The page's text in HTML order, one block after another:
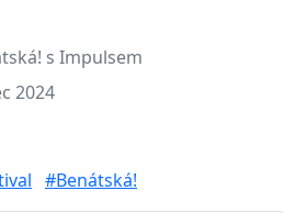
s Impulsem
2024
#Benátská!